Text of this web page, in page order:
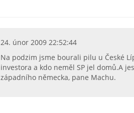
24. únor 2009 22:52:44
Na podzim jsme bourali pilu u České
investora a kdo neměl SP jel domů.A
západního německa, pane Machu.